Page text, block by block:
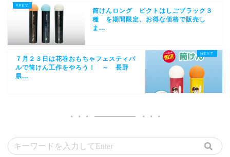
筒けんロング ピクトはしごブラック３
種 を期間限定、お得な価格で販売し
ま...
７月２３日は花巻おもちゃフェスティバ
ルで筒けん工作をやろう！ ～ 長野
県...